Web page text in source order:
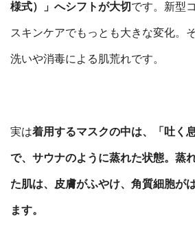
様式）」へシフトが大切 です。新型
スキンケアでもっとも大きな変化。
洗いや消毒による肌荒れです。
実は着用するマスクの中は、「吐く
で、サウナのように蒸れた状態。蒸
た肌は、皮膚がふやけ、角質細胞が
ます。